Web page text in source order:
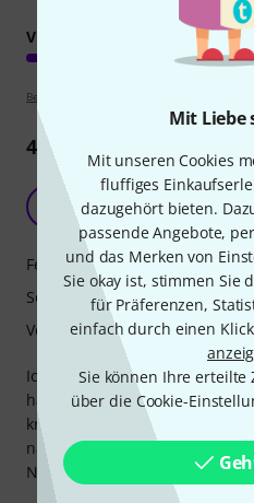
Mit Liebe
Mit unseren Cookies
fluffiges
dazugehört bieten.
passende Angebote,
und das Merken von
Sie okay ist, stimmen Sie
für Präferenzen,
einfach durch einen
Sie können Ihre
über die Cookie-
VERARBEITUNG
Bewertungsrichtlinien
46 Rezensionen
Genialer Bass
Seebas
Ich hab den Subwoofer für
harmoniert gut und hat
kraftvoll und sehr gut ins
nach oben was Lautstärke
Nachbarn aber nicht antun : )
Features
Sound
Verarbeitung